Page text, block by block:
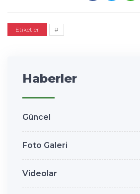
Etiketler #
Haberler
Güncel
Foto Galeri
Videolar